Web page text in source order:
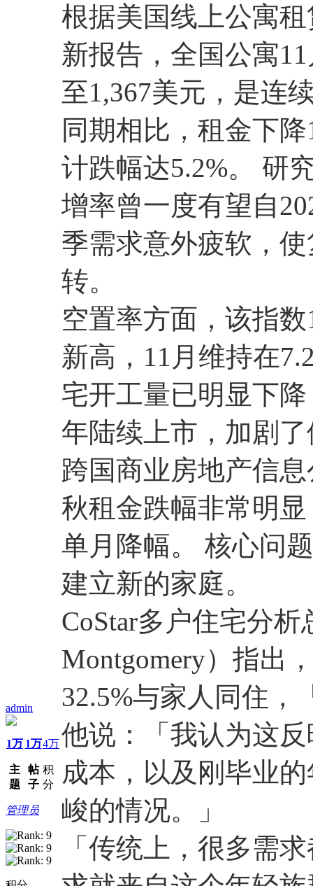
admin
1万
主
题
1万
帖
子
4万
积
分
管理员
根据美国线上公寓
新报告，全国公寓
至1,367美元，是连
同期相比，租金下
计跌幅达5.2%。 研
增率曾一度有望自
季需求意外疲软，
转。
空置率方面，该指
新高，11月维持在
宅开工量已明显下
年陆续上市，加剧
跨国商业房地产信
秋租金跌幅非常明
单月降幅。 核心问
建立新的家庭。
CoStar多户住宅分析
Montgomery）指出
32.5%与家人同住，
他说：「我认为这
成本，以及刚毕业
峻的情况。」
「传统上，很多需